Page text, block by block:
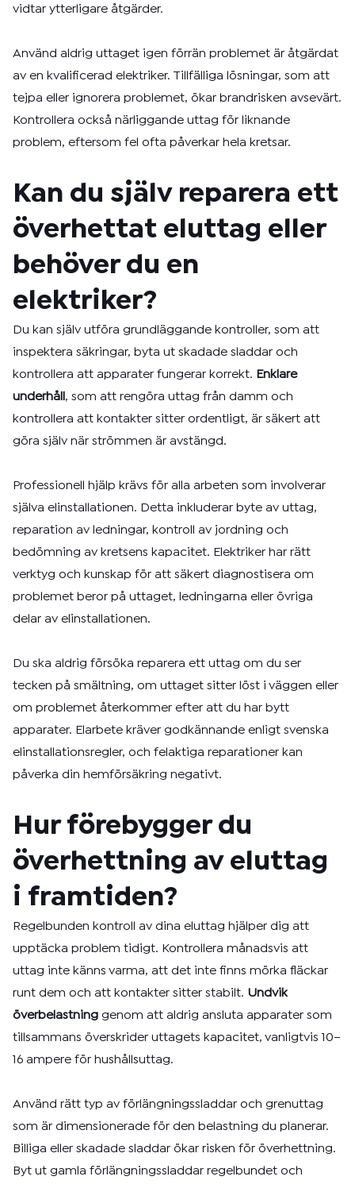
vidtar ytterligare åtgärder.
Använd aldrig uttaget igen förrän problemet är åtgärdat
av en kvalificerad elektriker. Tillfälliga lösningar, som att
tejpa eller ignorera problemet, ökar brandrisken avsevärt.
Kontrollera också närliggande uttag för liknande
problem, eftersom fel ofta påverkar hela kretsar.
Kan du själv reparera ett
överhettat eluttag eller
behöver du en
elektriker?
Du kan själv utföra grundläggande kontroller, som att
inspektera säkringar, byta ut skadade sladdar och
kontrollera att apparater fungerar korrekt. Enklare
underhåll , som att rengöra uttag från damm och
kontrollera att kontakter sitter ordentligt, är säkert att
göra själv när strömmen är avstängd.
Professionell hjälp krävs för alla arbeten som involverar
själva elinstallationen. Detta inkluderar byte av uttag,
reparation av ledningar, kontroll av jordning och
bedömning av kretsens kapacitet. Elektriker har rätt
verktyg och kunskap för att säkert diagnostisera om
problemet beror på uttaget, ledningarna eller övriga
delar av elinstallationen.
Du ska aldrig försöka reparera ett uttag om du ser
tecken på smältning, om uttaget sitter löst i väggen eller
om problemet återkommer efter att du har bytt
apparater. Elarbete kräver godkännande enligt svenska
elinstallationsregler, och felaktiga reparationer kan
påverka din hemförsäkring negativt.
Hur förebygger du
överhettning av eluttag
i framtiden?
Regelbunden kontroll av dina eluttag hjälper dig att
upptäcka problem tidigt. Kontrollera månadsvis att
uttag inte känns varma, att det inte finns mörka fläckar
runt dem och att kontakter sitter stabilt. Undvik
överbelastning genom att aldrig ansluta apparater som
tillsammans överskrider uttagets kapacitet, vanligtvis 10–
16 ampere för hushållsuttag.
Använd rätt typ av förlängningssladdar och grenuttag
som är dimensionerade för den belastning du planerar.
Billiga eller skadade sladdar ökar risken för överhettning.
Byt ut gamla förlängningssladdar regelbundet och